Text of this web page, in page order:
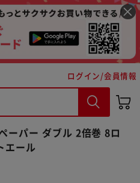
ログイン/会員情報
ーパー ダブル 2倍巻 8ロ
エール